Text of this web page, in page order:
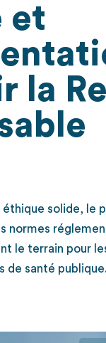
et
la
éthique solide, le
normes
le terrain pour
de santé